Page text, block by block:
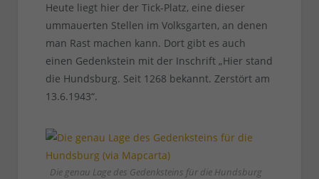
Heute liegt hier der Tick-Platz, eine dieser
ummauerten Stellen im Volksgarten, an denen
man Rast machen kann. Dort gibt es auch
einen Gedenkstein mit der Inschrift „Hier stand
die Hundsburg. Seit 1268 bekannt. Zerstört am
13.6.1943“.
Die genau Lage des Gedenksteins für die Hundsburg